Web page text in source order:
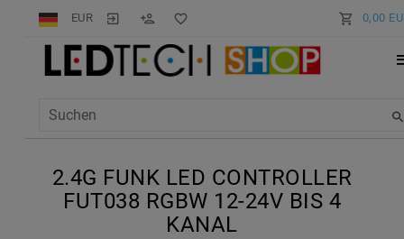
EUR 0,00
2.4G FUNK LED CONTROLLER
FUT038 RGBW 12-24V BIS 4
KANAL